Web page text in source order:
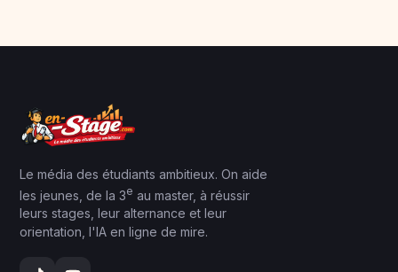
Le média des étudiants ambitieux. On aide
les jeunes, de la 3e au master, à réussir
leurs stages, leur alternance et leur
orientation, l'IA en ligne de mire.